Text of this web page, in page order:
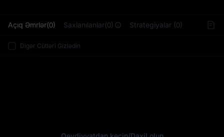
Açıq Əmrlər(0) Saxlanılanlar(0) Strategiyalar (0)
Digər Cütləri Gizlədin